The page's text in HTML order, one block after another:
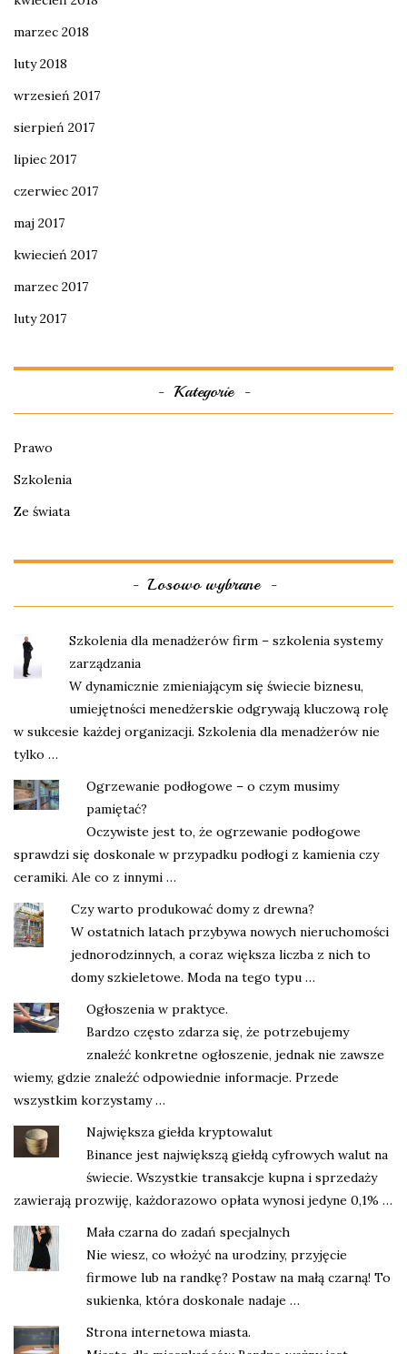
marzec 2018
luty 2018
wrzesień 2017
sierpień 2017
lipiec 2017
czerwiec 2017
maj 2017
kwiecień 2017
marzec 2017
luty 2017
Kategorie
Prawo
Szkolenia
Ze świata
Losowo wybrane
Szkolenia dla menadżerów firm – szkolenia systemy
zarządzania
W dynamicznie zmieniającym się świecie biznesu,
umiejętności menedżerskie odgrywają kluczową rolę
w sukcesie każdej organizacji. Szkolenia dla menadżerów nie
tylko …
Ogrzewanie podłogowe – o czym musimy
pamiętać?
Oczywiste jest to, że ogrzewanie podłogowe
sprawdzi się doskonale w przypadku podłogi z kamienia czy
ceramiki. Ale co z innymi …
Czy warto produkować domy z drewna?
W ostatnich latach przybywa nowych nieruchomości
jednorodzinnych, a coraz większa liczba z nich to
domy szkieletowe. Moda na tego typu …
Ogłoszenia w praktyce.
Bardzo często zdarza się, że potrzebujemy
znaleźć konkretne ogłoszenie, jednak nie zawsze
wiemy, gdzie znaleźć odpowiednie informacje. Przede
wszystkim korzystamy …
Największa giełda kryptowalut
Binance jest największą giełdą cyfrowych walut na
świecie. Wszystkie transakcje kupna i sprzedaży
zawierają prozwiję, każdorazowo opłata wynosi jedyne 0,1% …
Mała czarna do zadań specjalnych
Nie wiesz, co włożyć na urodziny, przyjęcie
firmowe lub na randkę? Postaw na małą czarną! To
sukienka, która doskonale nadaje …
Strona internetowa miasta.